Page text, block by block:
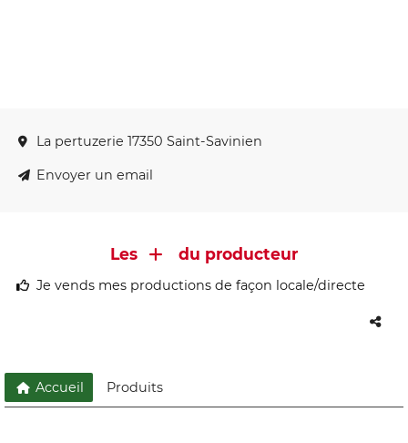
La pertuzerie 17350 Saint-Savinien
Envoyer un email
Les du producteur
Je vends mes productions de façon locale/directe
Accueil Produits